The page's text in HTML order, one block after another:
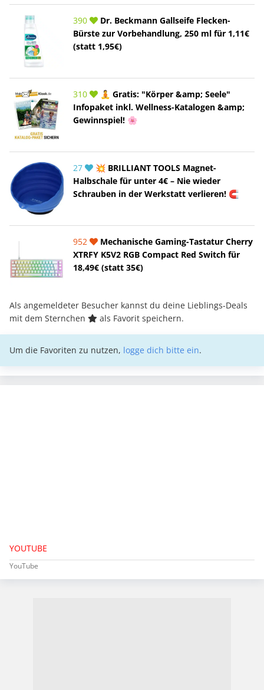
390
Dr. Beckmann Gallseife Flecken-
Bürste zur Vorbehandlung, 250 ml für 1,11€
(statt 1,95€)
310
🧘 Gratis: "Körper &amp; Seele"
Infopaket inkl. Wellness-Katalogen &amp;
Gewinnspiel! 🌸
27
💥 BRILLIANT TOOLS Magnet-
Halbschale für unter 4€ – Nie wieder
Schrauben in der Werkstatt verlieren! 🧲
952
Mechanische Gaming-Tastatur Cherry
XTRFY K5V2 RGB Compact Red Switch für
18,49€ (statt 35€)
Als angemeldeter Besucher kannst du deine Lieblings-Deals
mit dem Sternchen
als Favorit speichern.
Um die Favoriten zu nutzen, logge dich bitte ein.
YOUTUBE
YouTube